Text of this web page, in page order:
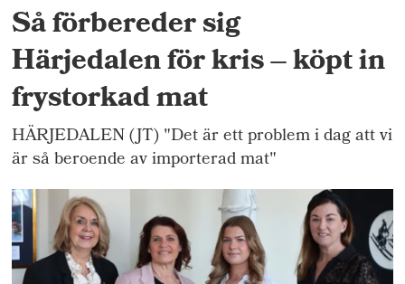
Så förbereder sig
Härjedalen för kris – köpt in
frystorkad mat
HÄRJEDALEN (JT) "Det är ett problem i dag att vi
är så beroende av importerad mat"